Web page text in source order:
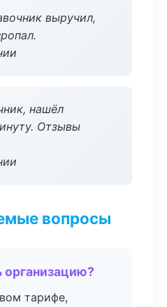
выручил,
нашёл
Отзывы
вопросы
организацию?
тарифе,